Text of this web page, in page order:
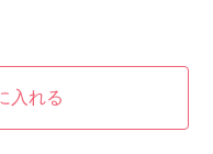
入れる